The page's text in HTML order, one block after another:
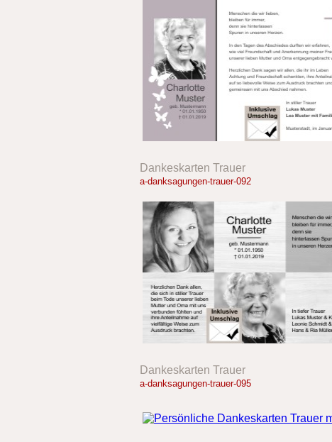
Dankeskarten Trauer
a-danksagungen-trauer-092
Dankeskarten Trauer
a-danksagungen-trauer-095